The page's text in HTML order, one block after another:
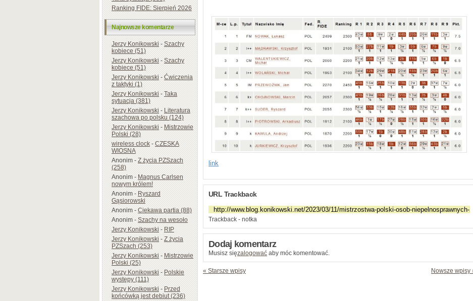
Ranking FIDE: Sierpień 2026
Najnowsze komentarze
Jerzy Konikowski-Szachy
kobiece (51)
Jerzy Konikowski-Szachy
kobiece (51)
Jerzy Konikowski-Ćwiczenia
z taktyki (1)
Jerzy Konikowski-Taka
sytuacja (381)
Jerzy Konikowski-Literatura
szachowa po polsku (124)
Jerzy Konikowski-Mistrzowie
Polski (28)
wireless clock-CZESKA
WIOSNA
Anonim-Z życia PZSzach
(258)
Anonim-Magnus Carlsen
nowym królem!
Anonim-Ryszard
Gąsiorowski
Anonim-Ciekawa partia (88)
Anonim-Szachy na wesoło
Jerzy Konikowski-RIP
Jerzy Konikowski-Z życia
PZSzach (253)
Jerzy Konikowski-Mistrzowie
Polski (25)
Jerzy Konikowski-Polskie
występy (111)
Jerzy Konikowski-Przed
końcówką jest debiut (236)
link
URL Trackback
Trackback - notka
Dodaj komentarz
Musisz sięzalogować aby móc komentować.
« Starsze wpisy Nowsze wpisy